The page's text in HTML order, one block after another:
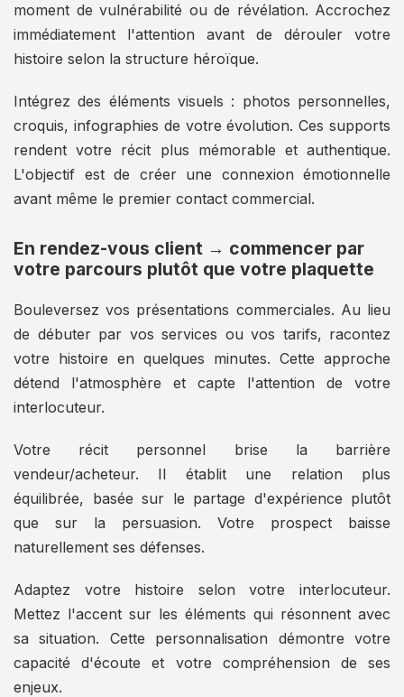
moment de vulnérabilité ou de révélation. Accrochez
immédiatement l'attention avant de dérouler votre
histoire selon la structure héroïque.
Intégrez des éléments visuels : photos personnelles,
croquis, infographies de votre évolution. Ces supports
rendent votre récit plus mémorable et authentique.
L'objectif est de créer une connexion émotionnelle
avant même le premier contact commercial.
En rendez-vous client → commencer par
votre parcours plutôt que votre plaquette
Bouleversez vos présentations commerciales. Au lieu
de débuter par vos services ou vos tarifs, racontez
votre histoire en quelques minutes. Cette approche
détend l'atmosphère et capte l'attention de votre
interlocuteur.
Votre récit personnel brise la barrière
vendeur/acheteur. Il établit une relation plus
équilibrée, basée sur le partage d'expérience plutôt
que sur la persuasion. Votre prospect baisse
naturellement ses défenses.
Adaptez votre histoire selon votre interlocuteur.
Mettez l'accent sur les éléments qui résonnent avec
sa situation. Cette personnalisation démontre votre
capacité d'écoute et votre compréhension de ses
enjeux.